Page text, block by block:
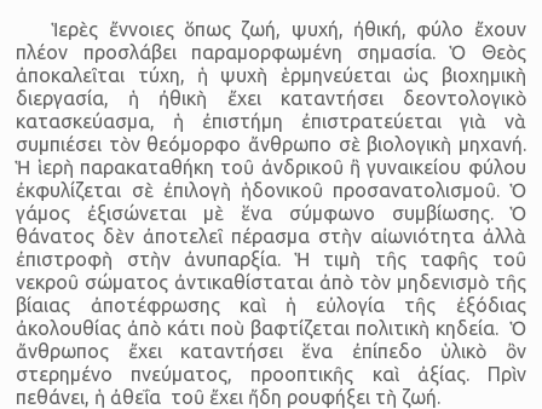
Ἱερὲς ἔννοιες ὅπως ζωή, ψυχή, ἠθική, φύλο ἔχουν
πλέον προσλάβει παραμορφωμένη σημασία. Ὁ Θεὸς
ἀποκαλεῖται τύχη, ἡ ψυχὴ ἑρμηνεύεται ὡς βιοχημικὴ
διεργασία, ἡ ἠθικὴ ἔχει καταντήσει δεοντολογικὸ
κατασκεύασμα, ἡ ἐπιστήμη ἐπιστρατεύεται γιὰ νὰ
συμπιέσει τὸν θεόμορφο ἄνθρωπο σὲ βιολογικὴ μηχανή.
Ἡ ἱερὴ παρακαταθήκη τοῦ ἀνδρικοῦ ἢ γυναικείου φύλου
ἐκφυλίζεται σὲ ἐπιλογὴ ἡδονικοῦ προσανατολισμοῦ. Ὁ
γάμος ἐξισώνεται μὲ ἕνα σύμφωνο συμβίωσης. Ὁ
θάνατος δὲν ἀποτελεῖ πέρασμα στὴν αἰωνιότητα ἀλλὰ
ἐπιστροφὴ στὴν ἀνυπαρξία. Ἡ τιμὴ τῆς ταφῆς τοῦ
νεκροῦ σώματος ἀντικαθίσταται ἀπὸ τὸν μηδενισμὸ τῆς
βίαιας ἀποτέφρωσης καὶ ἡ εὐλογία τῆς ἐξόδιας
ἀκολουθίας ἀπὸ κάτι ποὺ βαφτίζεται πολιτικὴ κηδεία. Ὁ
ἄνθρωπος ἔχει καταντήσει ἕνα ἐπίπεδο ὑλικὸ ὂν
στερημένο πνεύματος, προοπτικῆς καὶ ἀξίας. Πρὶν
πεθάνει, ἡ ἀθεΐα τοῦ ἔχει ἤδη ρουφήξει τὴ ζωή.